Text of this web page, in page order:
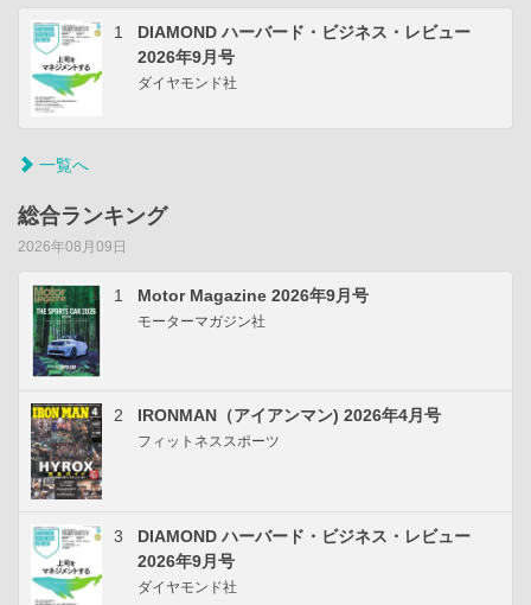
1
DIAMOND ハーバード・ビジネス・レビュー
2026年9月号
ダイヤモンド社
一覧へ
総合ランキング
2026年08月09日
1 Motor Magazine 2026年9月号
モーターマガジン社
2 IRONMAN（アイアンマン) 2026年4月号
フィットネススポーツ
3
DIAMOND ハーバード・ビジネス・レビュー
2026年9月号
ダイヤモンド社